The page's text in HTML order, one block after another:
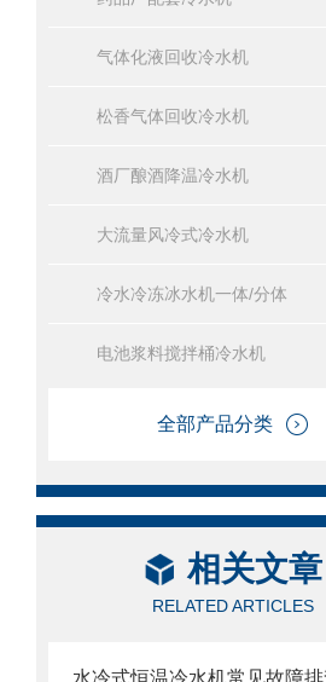
气体化液回收冷水机
松香气体回收冷水机
酒厂酿酒降温冷水机
大流量风冷式冷水机
冷水冷冻冰水机一体/分体
电池浆料搅拌桶冷水机
全部产品分类
相关文章
RELATED ARTICLES
水冷式恒温冷水机常见故障